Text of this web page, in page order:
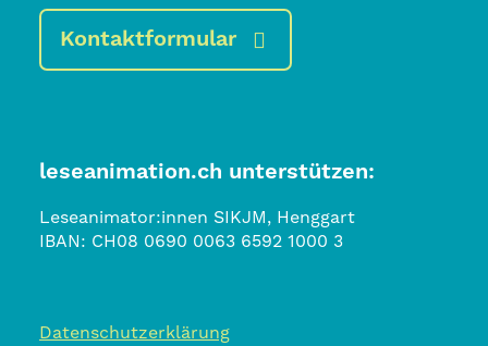
Kontaktformular
leseanimation.ch unterstützen:
Leseanimator:innen SIKJM, Henggart
IBAN: CH08 0690 0063 6592 1000 3
Datenschutzerklärung